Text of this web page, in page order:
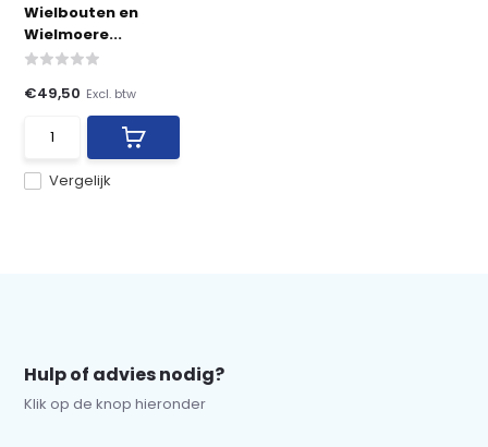
Wielbouten en
Wielmoere...
Vergelijk
€49,50 Excl. btw
Hulp of advies nodig?
Klik op de knop hieronder